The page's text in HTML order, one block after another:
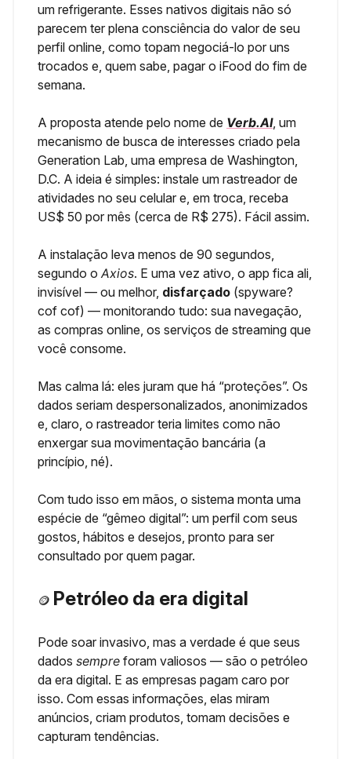
um refrigerante. Esses nativos digitais não só
parecem ter plena consciência do valor de seu
perfil online, como topam negociá-lo por uns
trocados e, quem sabe, pagar o iFood do fim de
semana.
A proposta atende pelo nome de Verb.AI, um
mecanismo de busca de interesses criado pela
Generation Lab, uma empresa de Washington,
D.C. A ideia é simples: instale um rastreador de
atividades no seu celular e, em troca, receba
US$ 50 por mês (cerca de R$ 275). Fácil assim.
A instalação leva menos de 90 segundos,
segundo o Axios. E uma vez ativo, o app fica ali,
invisível — ou melhor, disfarçado (spyware?
cof cof) — monitorando tudo: sua navegação,
as compras online, os serviços de streaming que
você consome.
Mas calma lá: eles juram que há “proteções”. Os
dados seriam despersonalizados, anonimizados
e, claro, o rastreador teria limites como não
enxergar sua movimentação bancária (a
princípio, né).
Com tudo isso em mãos, o sistema monta uma
espécie de “gêmeo digital”: um perfil com seus
gostos, hábitos e desejos, pronto para ser
consultado por quem pagar.
🪙 Petróleo da era digital
Pode soar invasivo, mas a verdade é que seus
dados sempre foram valiosos — são o petróleo
da era digital. E as empresas pagam caro por
isso. Com essas informações, elas miram
anúncios, criam produtos, tomam decisões e
capturam tendências.